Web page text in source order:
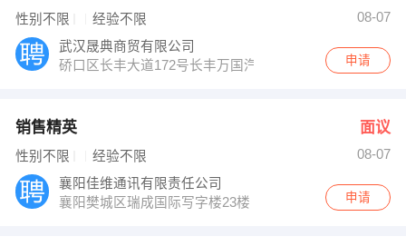
性别不限 经验不限
08-07
武汉晟典商贸有限公司
硚口区长丰大道172号长丰万国汽车用品市场
申请
销售精英 面议
性别不限 经验不限
08-07
襄阳佳维通讯有限责任公司
襄阳樊城区瑞成国际写字楼23楼
申请